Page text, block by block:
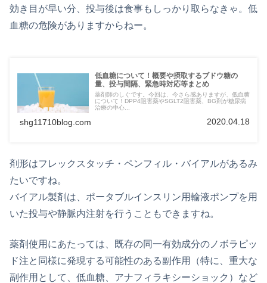
効き目が早い分、投与後は食事もしっかり取らなきゃ。低
血糖の危険がありますからねー。
低血糖について！概要や摂取するブドウ糖の
量、投与間隔、緊急時対応等まとめ
薬剤師のしぐです。今回は、今さら感ありますが、低血糖
について！DPP4阻害薬やSGLT2阻害薬、BG剤が糖尿病
治療の中心...
shg11710blog.com 2020.04.18
剤形はフレックスタッチ・ペンフィル・バイアルがあるみ
たいですね。
バイアル製剤は、ポータブルインスリン用輸液ポンプを用
いた投与や静脈内注射を行うこともできますね。
薬剤使用にあたっては、既存の同一有効成分のノボラピッ
ド注と同様に発現する可能性のある副作用（特に、重大な
副作用として、低血糖、アナフィラキシーショック）など